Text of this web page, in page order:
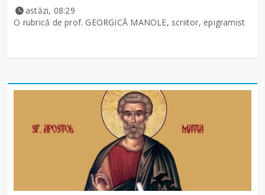
astăzi, 08:29
O rubrică de prof. GEORGICĂ MANOLE, scriitor, epigramist